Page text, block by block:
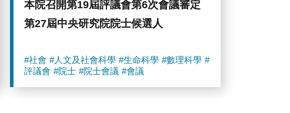
本院召開第19屆評議會第6次會議審定
第27屆中央研究院院士候選人
#社會 #人文及社會科學 #生命科學 #數理科學 #
評議會 #院士 #院士會議 #會議